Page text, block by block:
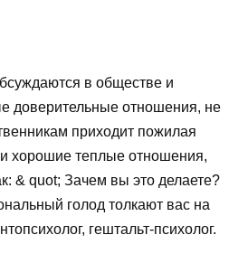
в обществе и
доверительные отношения, не
приходит пожилая
хорошие теплые отношения,
& quot; Зачем вы это делаете?
голод толкают вас на
гештальт-психолог.